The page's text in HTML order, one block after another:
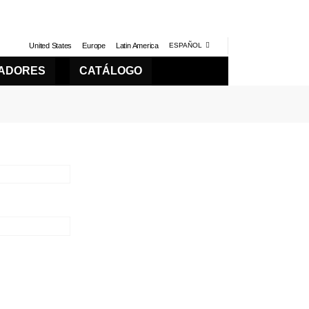
United States Europe Latin America ESPAÑOL
CATÁLOGO